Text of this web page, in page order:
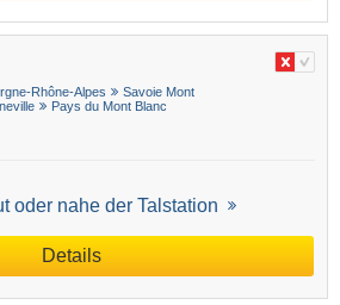
Rhône-Alpes
Savoie Mont
Pays du Mont Blanc
oder nahe der Talstation
Details